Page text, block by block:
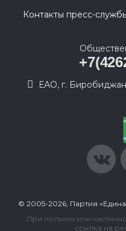
Контакты пресс-
ЕАО, г.
© 2005-2026, Партия
При полном или
ссылка на